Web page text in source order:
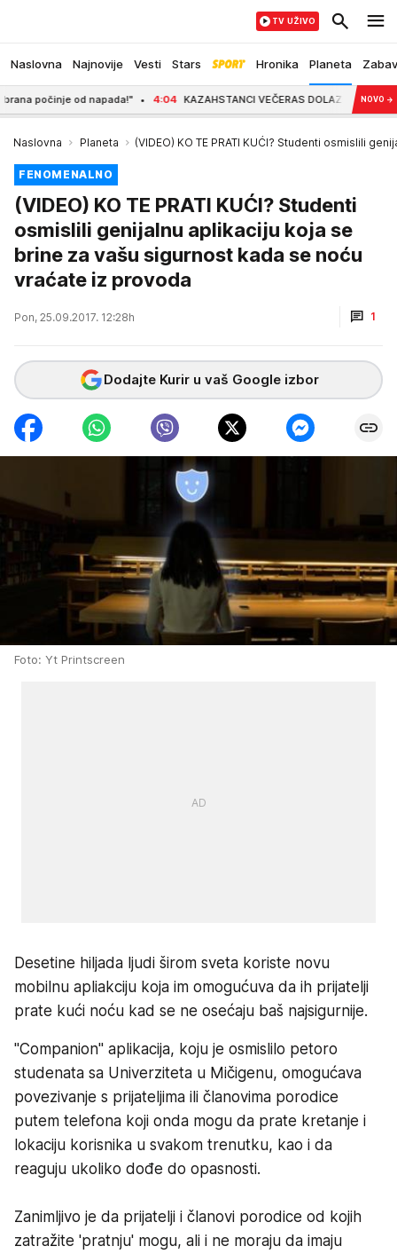
Naslovna Najnovije Vesti Stars Hronika Planeta
TV UŽIVO
počinje od napada!" 4:04 KAZAHSTANCI VEČERAS DOLAZE U HUMSKU,
NOVO →
Naslovna Planeta (VIDEO) KO TE PRATI KUĆI? Studenti osmislili
FENOMENALNO
(VIDEO) KO TE PRATI KUĆI? Studenti
osmislili genijalnu aplikaciju koja se
brine za vašu sigurnost kada se noću
vraćate iz provoda
Pon, 25.09.2017. 12:28h 1
Dodajte Kurir u vaš Google izbor
Foto: Yt Printscreen
Desetine hiljada ljudi širom sveta koriste novu
mobilnu apliakciju koja im omogućuva da ih prijatelji
prate kući noću kad se ne osećaju baš najsigurnije.
"Companion" aplikacija, koju je osmislilo petoro
studenata sa Univerziteta u Mičigenu, omogućava
povezivanje s prijateljima ili članovima porodice
putem telefona koji onda mogu da prate kretanje i
lokaciju korisnika u svakom trenutku, kao i da
reaguju ukoliko dođe do opasnosti.
Zanimljivo je da prijatelji i članovi porodice od kojih
zatražite 'pratnju' mogu, ali i ne moraju da imaju